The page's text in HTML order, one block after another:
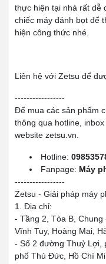
thực hiện tại nhà rất dễ
chiếc máy đánh bọt để
hiện công thức nhé.
Liên hệ với Zetsu để
-----------------
Để mua các sản phẩm
thông qua hotline,
website zetsu.vn.
Hotline:
Fanpage: Máy
-----------------
Zetsu - Giải pháp máy
1. Địa chỉ:
- Tầng 2, Tòa B, Chung
Vĩnh Tuy, Hoàng Mai,
- Số 2 đường Thuỷ Lợi,
phố Thủ Đức, Hồ Chí